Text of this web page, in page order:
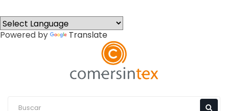
Powered by Translate